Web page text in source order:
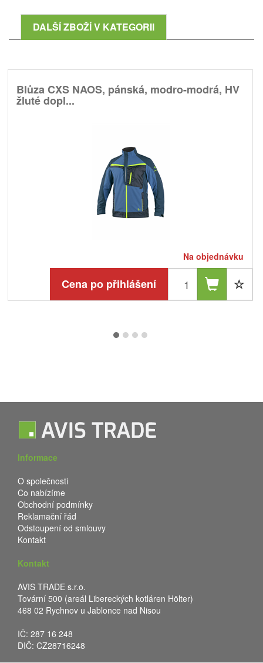
DALŠÍ ZBOŽÍ V KATEGORII
Blůza CXS NAOS, pánská, modro-modrá, HV
žluté dopl...
Na objednávku
Cena po přihlášení
Informace
O společnosti
Co nabízíme
Obchodní podmínky
Reklamační řád
Odstoupení od smlouvy
Kontakt
Kontakt
AVIS TRADE s.r.o.
Tovární 500 (areál Libereckých kotláren Hölter)
468 02 Rychnov u Jablonce nad Nisou
IČ: 287 16 248
DIČ: CZ28716248